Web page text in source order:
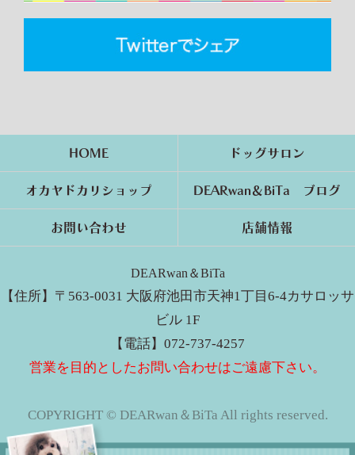
HOME ドッグサロン
オカヤドカリショップ DEARwan＆BiTa ブログ
お問い合わせ 店舗情報
DEARwan＆BiTa
【住所】〒563-0031 大阪府池田市天神1丁目6-4カサロッサ
ビル 1F
【電話】072-737-4257
営業を目的としたお問い合わせはご遠慮下さい。
COPYRIGHT © DEARwan＆BiTa All rights reserved.